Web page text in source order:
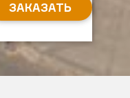
ЗАКАЗАТЬ